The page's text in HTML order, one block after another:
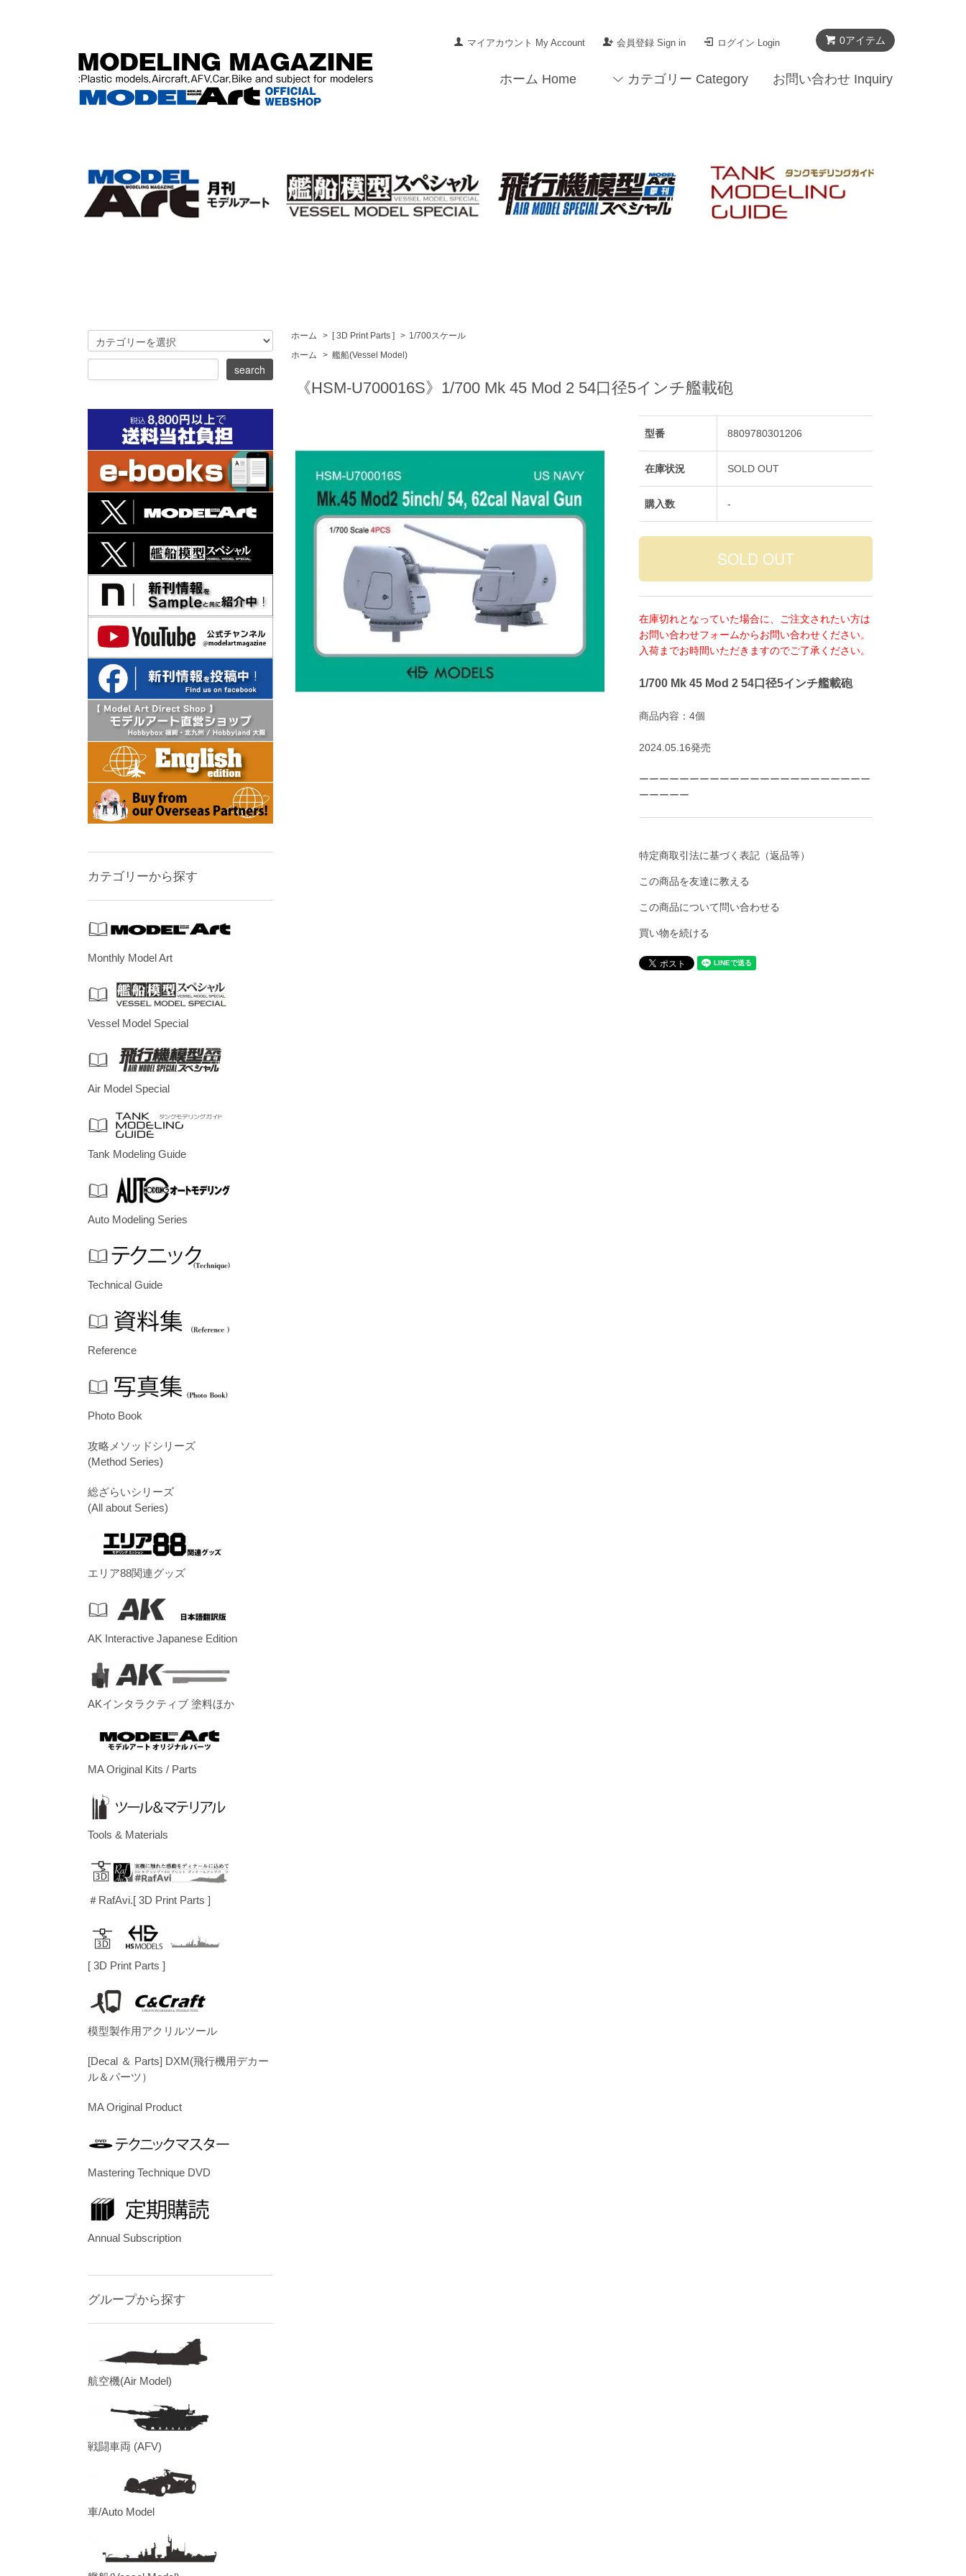
0アイテム
マイアカウント My Account 会員登録 Sign in ログイン Login
ホーム Home カテゴリー Category お問い合わせ Inquiry
ホーム > [ 3D Print Parts ] > 1/700スケール
ホーム
> 艦船(Vessel Model)
《HSM-U700016S》1/700 Mk 45 Mod 2 54口径5インチ艦載砲
型番 8809780301206
在庫状況 SOLD OUT
購入数 -
在庫切れとなっていた場合に、ご注文されたい方は
お問い合わせフォームからお問い合わせください。
入荷までお時間いただきますのでご了承ください。
1/700 Mk 45 Mod 2 54口径5インチ艦載砲
商品内容：4個
2024.05.16発売
ーーーーーーーーーーーーーーーーーーーーーーー
ーーーーー
特定商取引法に基づく表記（返品等）
この商品を友達に教える
この商品について問い合わせる
買い物を続ける
カテゴリーから探す
Monthly Model Art
Vessel Model Special
Air Model Special
Tank Modeling Guide
Auto Modeling Series
Technical Guide
Reference
Photo Book
攻略メソッドシリーズ
(Method Series)
総ざらいシリーズ
(All about Series)
エリア88関連グッズ
AK Interactive Japanese Edition
AKインタラクティブ 塗料ほか
MA Original Kits / Parts
Tools & Materials
＃RafAvi.[ 3D Print Parts ]
[ 3D Print Parts ]
模型製作用アクリルツール
[Decal ＆ Parts] DXM(飛行機用デカー
ル＆パーツ）
MA Original Product
Mastering Technique DVD
Annual Subscription
グループから探す
航空機(Air Model)
戦闘車両 (AFV)
車/Auto Model